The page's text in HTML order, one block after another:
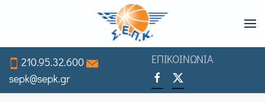
to
main
content
210.95.32.600
sepk@sepk.gr
ΕΠΙΚΟΙΝΩΝΙΑ